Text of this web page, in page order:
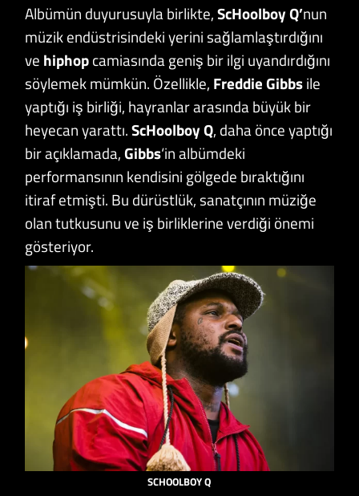
Albümün duyurusuyla birlikte,ScHoolboy Q’nun
müzik endüstrisindeki yerini sağlamlaştırdığını
ve hiphopcamiasında geniş bir ilgi uyandırdığını
söylemek mümkün. Özellikle, Freddie Gibbsile
yaptığı iş birliği, hayranlar arasında büyük bir
heyecan yarattı.ScHoolboy Q, daha önce yaptığı
bir açıklamada,Gibbs‘in albümdeki
performansının kendisini gölgede bıraktığını
itiraf etmişti. Bu dürüstlük, sanatçının müziğe
olan tutkusunu ve iş birliklerine verdiği önemi
gösteriyor.
SCHOOLBOY Q